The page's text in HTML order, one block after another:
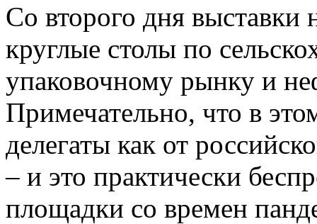
Со второго дня выставки
круглые столы по
упаковочному рынку и
Примечательно, что в
делегаты как от
– и это практически
площадки со времен